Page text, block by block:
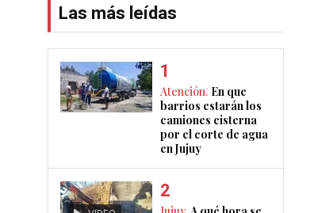
Las más leídas
Atención. En que
barrios estarán los
camiones cisterna
por el corte de agua
en Jujuy